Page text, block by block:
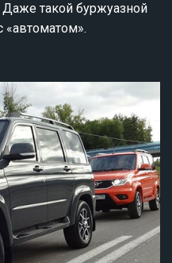
такой буржуазной
«автоматом».